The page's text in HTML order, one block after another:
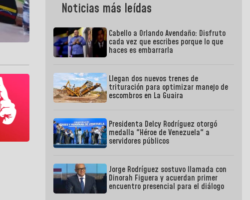
Noticias más leídas
Cabello a Orlando Avendaño: Disfruto
cada vez que escribes porque lo que
haces es embarrarla
Llegan dos nuevos trenes de
trituración para optimizar manejo de
escombros en La Guaira
Presidenta Delcy Rodríguez otorgó
medalla "Héroe de Venezuela" a
servidores públicos
Jorge Rodríguez sostuvo llamada con
Dinorah Figuera y acuerdan primer
encuentro presencial para el diálogo